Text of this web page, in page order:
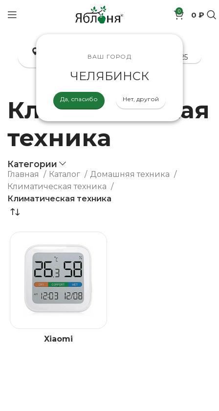
0
позиций0 ₽
ВАШ ГОРОД
ЧЕЛЯБИНСК
Да, спасибо Нет, другой
8-800-200-70-25
Климатическая
техника
Категории
Главная Каталог
Домашняя техника
Климатическая техника
Климатическая техника
Xiaomi